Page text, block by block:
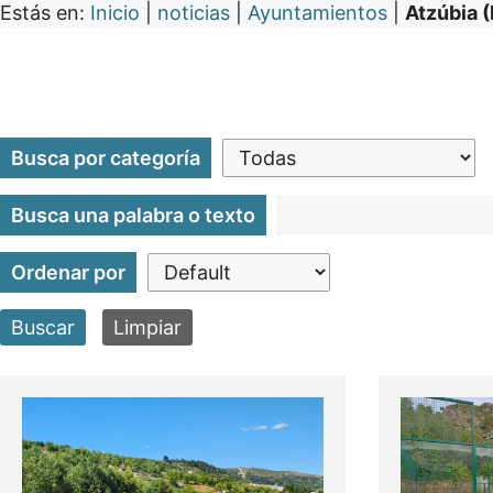
Estás en: Inicio noticias Ayuntamientos Atzúbia
Busca por categoría
Busca una palabra o texto
Ordenar por
Buscar Limpiar